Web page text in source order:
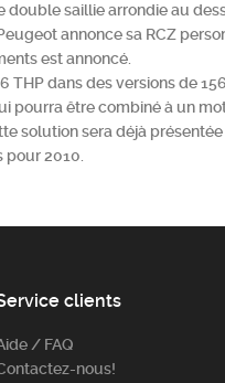
saillie arrondie au
annonce sa RCZ
est annoncé.
THP dans des versions de
pourra être combiné à un
solution sera déjà
2010.
clients
/ FAQ
nous!